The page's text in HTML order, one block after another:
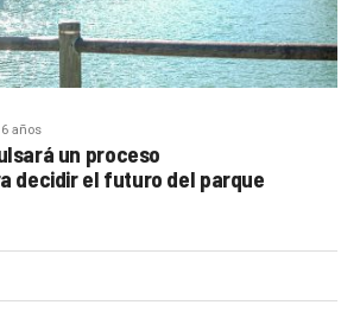
años
un proceso
decidir el futuro del parque